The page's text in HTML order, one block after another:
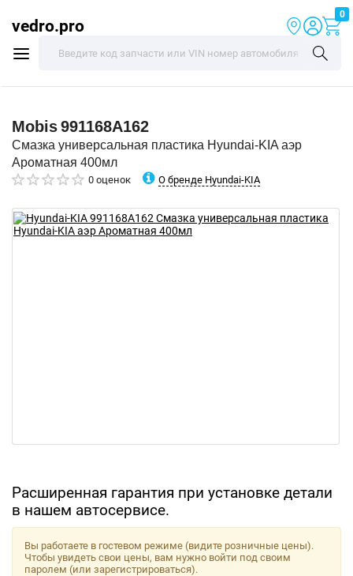
vedro.pro
0
Mobis991168A162
Смазка универсальная пластика Hyundai-KIA аэр
Ароматная 400мл
0 оценок О бренде Hyundai-KIA
Расширенная гарантия при установке детали
в нашем автосервисе.
Вы работаете в гостевом режиме (видите розничные цены).
Чтобы увидеть свои цены, вам нужно войти под своим
паролем (или зарегистрироваться).